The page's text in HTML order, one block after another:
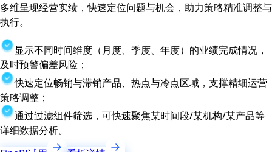
多维呈现经营实绩，快速定位问题与机会，助力策略精准调整与
执行。
显示不同时间维度（月度、季度、年度）的业绩完成情况，
及时预警偏差风险；
快速定位畅销与滞销产品、热点与冷点区域，支撑精细运营
策略调整；
通过过滤组件筛选，可快速聚焦某时间段/某机构/某产品等
详细数据分析。